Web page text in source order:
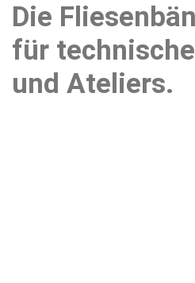
Die
für
und Ateliers.